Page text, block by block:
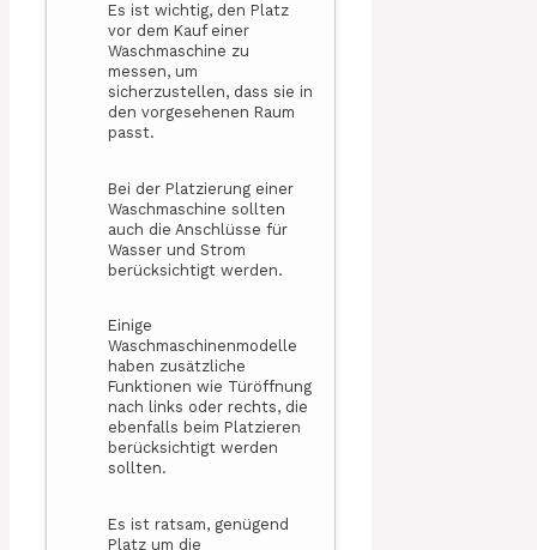
Es ist wichtig, den Platz
vor dem Kauf einer
Waschmaschine zu
messen, um
sicherzustellen, dass sie in
den vorgesehenen Raum
passt.
Bei der Platzierung einer
Waschmaschine sollten
auch die Anschlüsse für
Wasser und Strom
berücksichtigt werden.
Einige
Waschmaschinenmodelle
haben zusätzliche
Funktionen wie Türöffnung
nach links oder rechts, die
ebenfalls beim Platzieren
berücksichtigt werden
sollten.
Es ist ratsam, genügend
Platz um die